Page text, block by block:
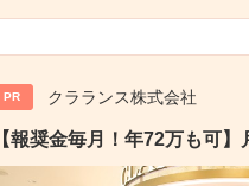
PR クラランス株式会社
【報奨金毎月！年72万も可